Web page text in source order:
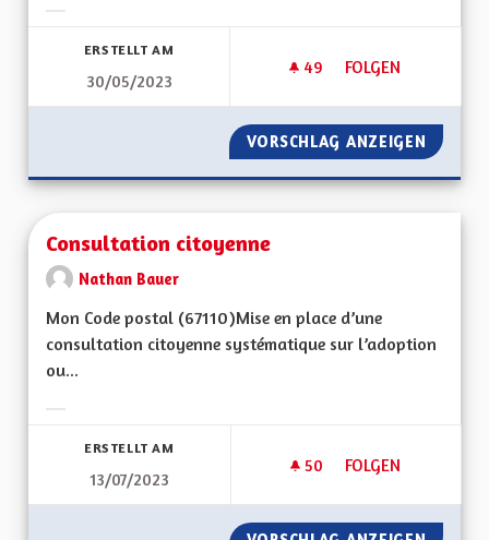
ERSTELLT AM
30/05/2023
49 49 FOLLOWER
FOLGEN
RÉOUVERTURE
VORSCHLAG ANZEIGEN
Consultation citoyenne
Nathan Bauer
Mon Code postal (67110)Mise en place d’une
consultation citoyenne systématique sur l’adoption
ou...
ERSTELLT AM
13/07/2023
50 50 FOLLOWER
FOLGEN
CONSULTATION